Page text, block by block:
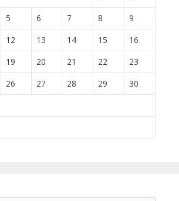
5 6 7 8
9
12 13 14 15
16
19 20 21 22
23
26 27 28 29
30